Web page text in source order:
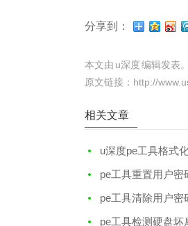
分享到：
本文由 u深度编辑发表
原文链接： http://
相关文章
u深度pe工具格式
pe工具重置用户密
pe工具清除用户密
pe工具检测硬盘坏